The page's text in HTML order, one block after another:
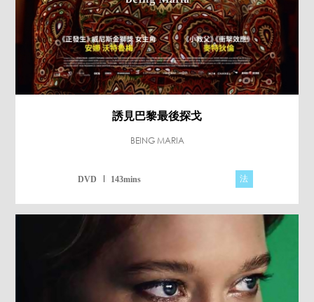
誘見巴黎最後探戈
BEING MARIA
DVD 143mins 法